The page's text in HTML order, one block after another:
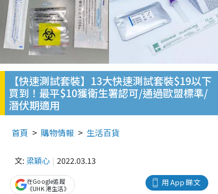
【快速測試套裝】13大快速測試套裝$19以下
買到！最平$10獲衛生署認可/通過歐盟標準/
潛伏期適用
首頁 購物情報 生活百貨
文: 梁穎心 2022.03.13
用 App 睇文
在Google追蹤
《UHK 港生活》